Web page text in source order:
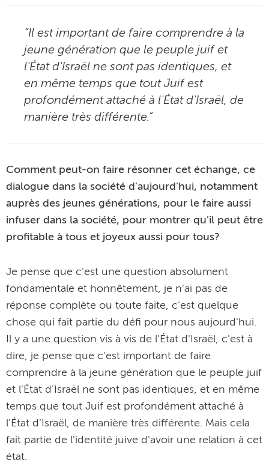
“Il est important de faire comprendre à la
jeune génération que le peuple juif et
l'État d'Israël ne sont pas identiques, et
en même temps que tout Juif est
profondément attaché à l'État d'Israël, de
manière très différente.”
Comment peut-on faire résonner cet échange, ce
dialogue dans la société d'aujourd'hui, notamment
auprès des jeunes générations, pour le faire aussi
infuser dans la société, pour montrer qu'il peut être
profitable à tous et joyeux aussi pour tous?
Je pense que c'est une question absolument
fondamentale et honnêtement, je n'ai pas de
réponse complète ou toute faite, c'est quelque
chose qui fait partie du défi pour nous aujourd'hui.
Il y a une question vis à vis de l'État d'Israël, c'est à
dire, je pense que c'est important de faire
comprendre à la jeune génération que le peuple juif
et l'État d'Israël ne sont pas identiques, et en même
temps que tout Juif est profondément attaché à
l'État d'Israël, de manière très différente. Mais cela
fait partie de l'identité juive d'avoir une relation à cet
état.